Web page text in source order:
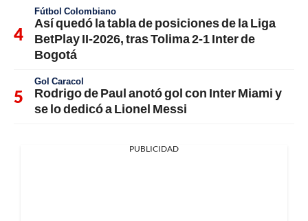
Fútbol Colombiano
Así quedó la tabla de posiciones de la Liga
BetPlay II-2026, tras Tolima 2-1 Inter de
Bogotá
Gol Caracol
Rodrigo de Paul anotó gol con Inter Miami y
se lo dedicó a Lionel Messi
PUBLICIDAD